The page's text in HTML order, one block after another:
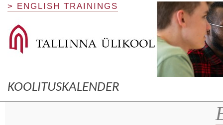
> ENGLISH TRAININGS
KOOLITUSKALENDER